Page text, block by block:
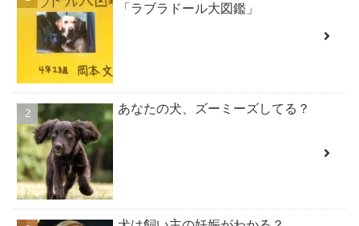
「ラブラドール大図鑑」
あなたの犬、ズーミーズしてる？